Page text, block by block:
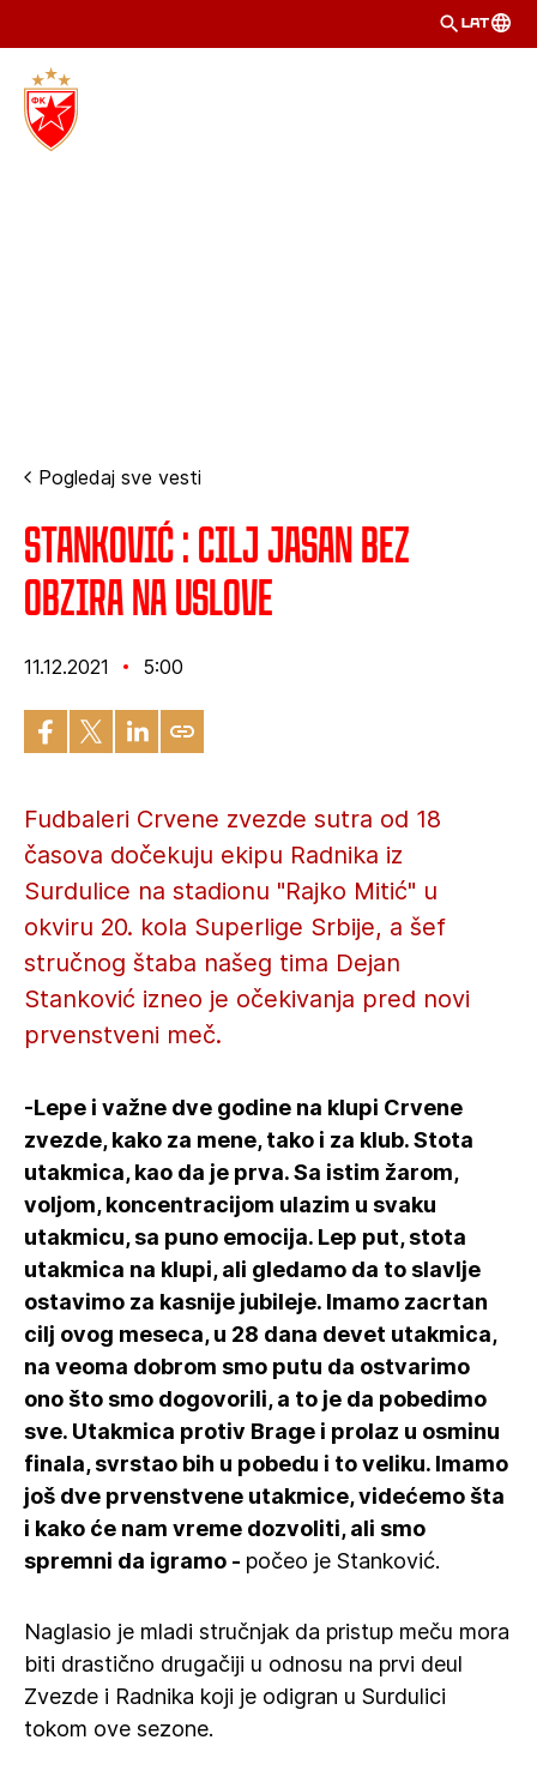
LAT
Pogledaj sve vesti
Stanković : Cilj jasan bez
obzira na uslove
11.12.2021 5:00
Fudbaleri Crvene zvezde sutra od 18
časova dočekuju ekipu Radnika iz
Surdulice na stadionu "Rajko Mitić" u
okviru 20. kola Superlige Srbije, a šef
stručnog štaba našeg tima Dejan
Stanković izneo je očekivanja pred novi
prvenstveni meč.
-Lepe i važne dve godine na klupi Crvene
zvezde, kako za mene, tako i za klub. Stota
utakmica, kao da je prva. Sa istim žarom,
voljom, koncentracijom ulazim u svaku
utakmicu, sa puno emocija. Lep put, stota
utakmica na klupi, ali gledamo da to slavlje
ostavimo za kasnije jubileje. Imamo zacrtan
cilj ovog meseca, u 28 dana devet utakmica,
na veoma dobrom smo putu da ostvarimo
ono što smo dogovorili, a to je da pobedimo
sve. Utakmica protiv Brage i prolaz u osminu
finala, svrstao bih u pobedu i to veliku. Imamo
još dve prvenstvene utakmice, videćemo šta
i kako će nam vreme dozvoliti, ali smo
spremni da igramo - počeo je Stanković.
Naglasio je mladi stručnjak da pristup meču mora
biti drastično drugačiji u odnosu na prvi deul
Zvezde i Radnika koji je odigran u Surdulici
tokom ove sezone.